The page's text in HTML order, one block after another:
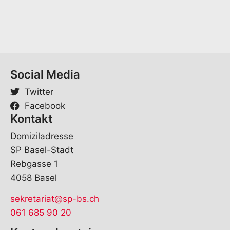
Social Media
Twitter
Facebook
Kontakt
Domiziladresse
SP Basel-Stadt
Rebgasse 1
4058 Basel
sekretariat@sp-bs.ch
061 685 90 20